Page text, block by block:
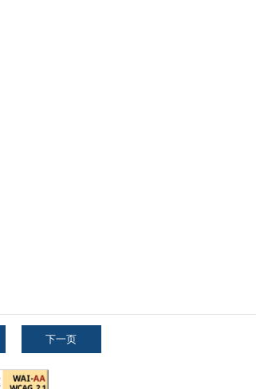
下一页